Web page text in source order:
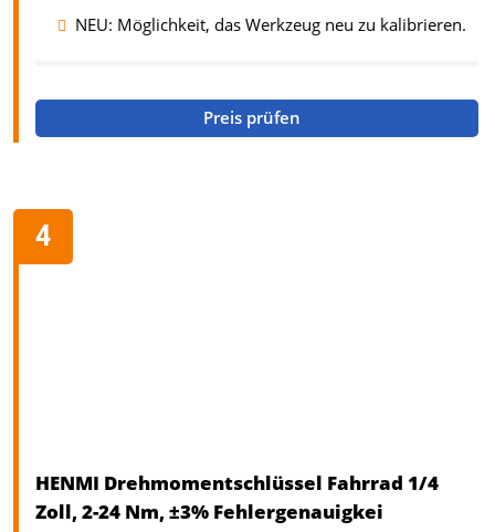
NEU: Möglichkeit, das Werkzeug neu zu kalibrieren.
Preis prüfen
HENMI Drehmomentschlüssel Fahrrad 1/4
Zoll, 2-24 Nm, ±3% Fehlergenauigkei